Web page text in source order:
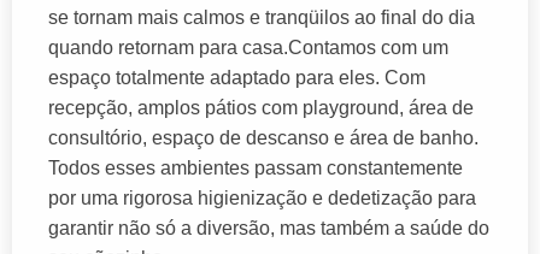
se tornam mais calmos e tranqüilos ao final do dia
quando retornam para casa.Contamos com um
espaço totalmente adaptado para eles. Com
recepção, amplos pátios com playground, área de
consultório, espaço de descanso e área de banho.
Todos esses ambientes passam constantemente
por uma rigorosa higienização e dedetização para
garantir não só a diversão, mas também a saúde do